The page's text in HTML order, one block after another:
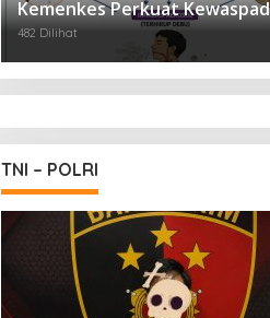
Kemenkes Perkuat
Virus Hanta
482 Dilihat
TNI – POLRI